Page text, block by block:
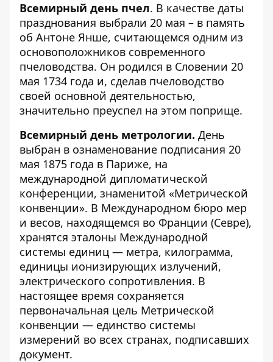
Всемирный день пчел. В качестве даты
празднования выбрали 20 мая – в память
об Антоне Янше, считающемся одним из
основоположников современного
пчеловодства. Он родился в Словении 20
мая 1734 года и, сделав пчеловодство
своей основной деятельностью,
значительно преуспел на этом поприще.
Всемирный день метрологии. День
выбран в ознаменование подписания 20
мая 1875 года в Париже, на
международной дипломатической
конференции, знаменитой «Метрической
конвенции». В Международном бюро мер
и весов, находящемся во Франции (Севре),
хранятся эталоны Международной
системы единиц — метра, килограмма,
единицы ионизирующих излучений,
электрического сопротивления. В
настоящее время сохраняется
первоначальная цель Метрической
конвенции — единство системы
измерений во всех странах, подписавших
документ.